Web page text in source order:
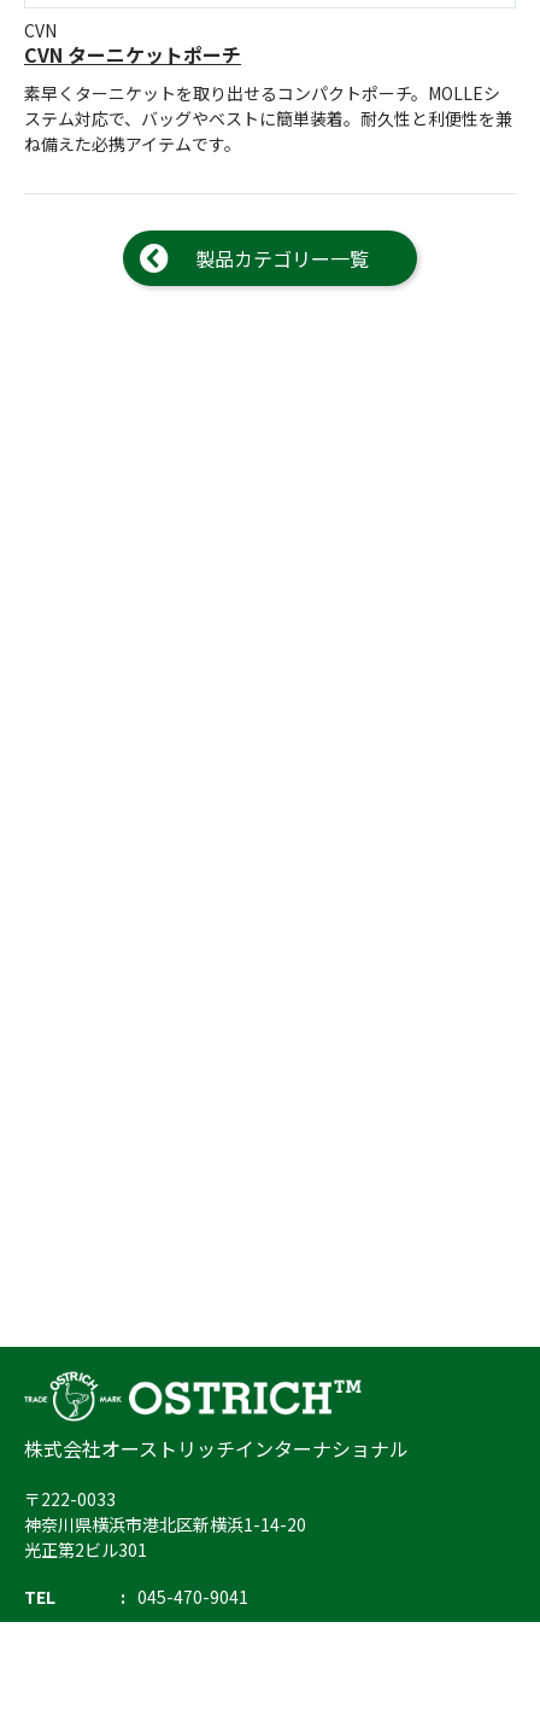
CVN
CVN ターニケットポーチ
素早くターニケットを取り出せるコンパクトポーチ。MOLLEシ
ステム対応で、バッグやベストに簡単装着。耐久性と利便性を兼
ね備えた必携アイテムです。
製品カテゴリー一覧
株式会社オーストリッチインターナショナル
〒222-0033
神奈川県横浜市港北区新横浜1-14-20
光正第2ビル301
TEL
045-470-9041
FAX
045-470-9043